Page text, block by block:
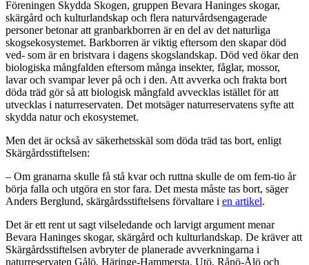
Föreningen Skydda Skogen, gruppen Bevara Haninges skogar,
skärgård och kulturlandskap och flera naturvårdsengagerade
personer betonar att granbarkborren är en del av det naturliga
skogsekosystemet. Barkborren är viktig eftersom den skapar död
ved- som är en bristvara i dagens skogslandskap. Död ved ökar den
biologiska mångfalden eftersom många insekter, fåglar, mossor,
lavar och svampar lever på och i den. Att avverka och frakta bort
döda träd gör så att biologisk mångfald avvecklas istället för att
utvecklas i naturreservaten. Det motsäger naturreservatens syfte att
skydda natur och ekosystemet.
Men det är också av säkerhetsskäl som döda träd tas bort, enligt
Skärgårdsstiftelsen:
– Om granarna skulle få stå kvar och ruttna skulle de om fem-tio år
börja falla och utgöra en stor fara. Det mesta måste tas bort, säger
Anders Berglund, skärgårdsstiftelsens förvaltare i en artikel.
Det är ett rent ut sagt vilseledande och larvigt argument menar
Bevara Haninges skogar, skärgård och kulturlandskap. De kräver att
Skärgårdsstiftelsen avbryter de planerade avverkningarna i
naturreservaten Gålö, Häringe-Hammersta, Utö, Rånö-Ålö och